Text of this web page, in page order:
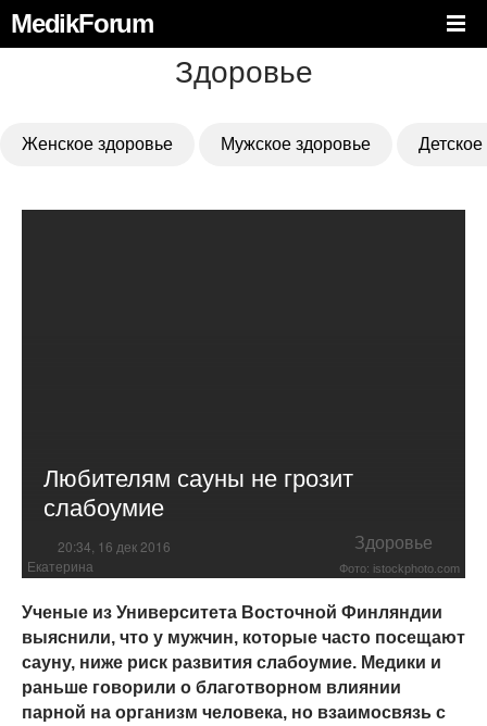
MedikForum
Здоровье
Женское здоровье Мужское здоровье
Любителям сауны не грозит
слабоумие
20:34, 16 дек 2016 Здоровье
Екатерина Фото: istockphoto.com
Ученые из Университета Восточной Финляндии
выяснили, что у мужчин, которые часто посещают
сауну, ниже риск развития слабоумие. Медики и
раньше говорили о благотворном влиянии
парной на организм человека, но взаимосвязь с